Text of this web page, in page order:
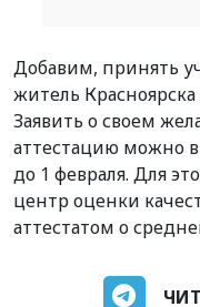
Добавим, принять
житель Красноярска
Заявить о своем
аттестацию можно в
до 1 февраля. Для
центр оценки
аттестатом о